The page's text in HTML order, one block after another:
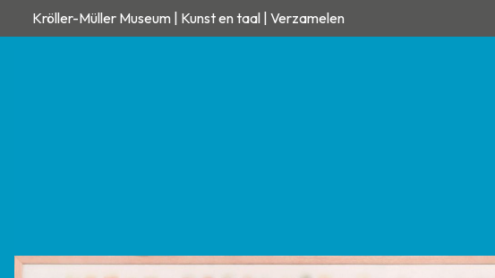
Kröller-Müller Museum | Kunst en taal | Verzamelen